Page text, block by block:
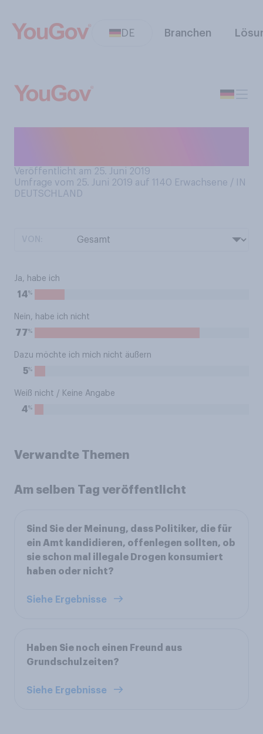
DE Branchen
Veröffentlicht am 25. Juni 2019
Umfrage vom 25. Juni 2019 auf 1140 Erwachsene / IN
DEUTSCHLAND
Ja, habe ich
14%
Nein, habe ich nicht
77%
Dazu möchte ich mich nicht äußern
5%
Weiß nicht / Keine Angabe
4%
Verwandte Themen
Am selben Tag veröffentlicht
Sind Sie der Meinung, dass Politiker, die für
ein Amt kandidieren, offenlegen sollten, ob
sie schon mal illegale Drogen konsumiert
haben oder nicht?
Siehe Ergebnisse
Haben Sie noch einen Freund aus
Grundschulzeiten?
Siehe Ergebnisse